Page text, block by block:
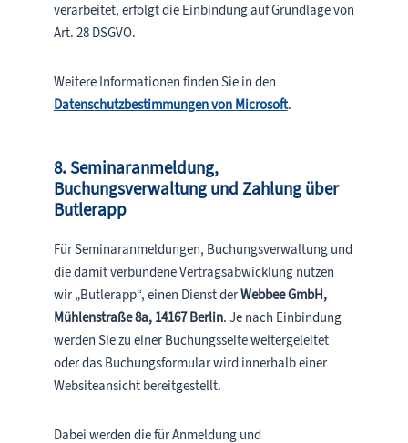
verarbeitet, erfolgt die Einbindung auf Grundlage von
Art. 28 DSGVO.
Weitere Informationen finden Sie in den
Datenschutzbestimmungen von Microsoft.
8. Seminaranmeldung,
Buchungsverwaltung und Zahlung über
Butlerapp
Für Seminaranmeldungen, Buchungsverwaltung und
die damit verbundene Vertragsabwicklung nutzen
wir „Butlerapp“, einen Dienst derWebbee GmbH,
Mühlenstraße 8a, 14167 Berlin. Je nach Einbindung
werden Sie zu einer Buchungsseite weitergeleitet
oder das Buchungsformular wird innerhalb einer
Websiteansicht bereitgestellt.
Dabei werden die für Anmeldung und